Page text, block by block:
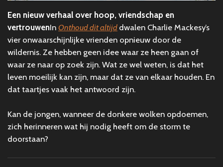
Een nieuw verhaal over hoop, vriendschap en
vertrouwenIn Onthoud dit altijd dwalen Charlie Mackesy’s
vier onwaarschijnlijke vrienden opnieuw door de
wildernis. Ze hebben geen idee waar ze heen gaan of
waar ze naar op zoek zijn. Wat ze wel weten, is dat het
leven moeilijk kan zijn, maar dat ze van elkaar houden. En
dat taartjes vaak het antwoord zijn.
Kan de jongen, wanneer de donkere wolken opdoemen,
zich herinneren wat hij nodig heeft om de storm te
doorstaan?